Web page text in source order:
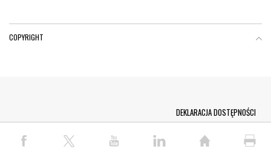
COPYRIGHT
© COPYRIGHT PAP 2026
DEKLARACJA DOSTĘPNOŚCI